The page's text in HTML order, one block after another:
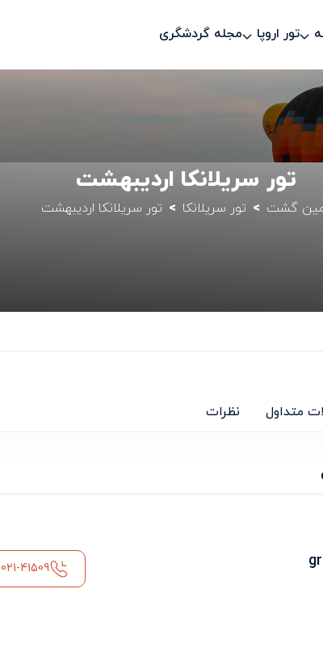
تور اروپا مجله گردشگری
تور سریلانکا اردیبهشت
گشت تور سریلانکا تور سریلانکا اردیبهشت
متداول نظرات
021-41509